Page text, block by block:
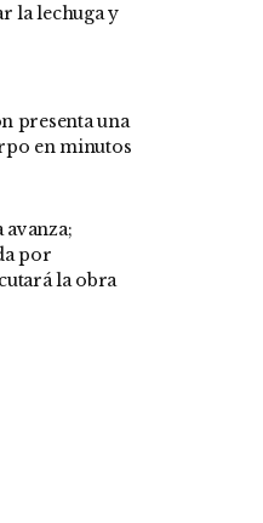
la lechuga y
presenta una
en minutos
por
la obra